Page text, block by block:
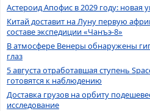
Астероид Апофис в 2029 году: новая
Китай доставит на Луну первую
составе экспедиции «Чанъэ-8»
В атмосфере Венеры обнаружены
глаз
5 августа отработавшая ступень
готовятся к наблюдению
Доставка грузов на орбиту
исследование